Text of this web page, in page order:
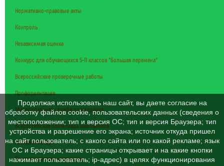
Нормативно-правовые акты
Контроль
Независимая оценка
Конкурс для обучающихся 5-11 классов "Большая перемена"
Всероссийские проверочные работы
Профориентация
Муниципальная служба примирения
Всероссийская олимпиада школьников
Наставничество
Противодействие коррупции
Продолжая использовать наш сайт, вы даете согласие на
обработку файлов cookie, пользовательских данных (сведения о
местоположении; тип и версия ОС; тип и версия Браузера; тип
устройства и разрешение его экрана; источник откуда пришел
на сайт пользователь; с какого сайта или по какой рекламе; язык
ОС и Браузера; какие страницы открывает и на какие кнопки
нажимает пользователь; ip-адрес) в целях функционирования